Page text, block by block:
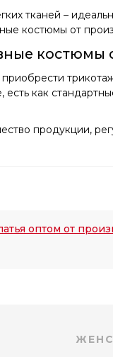
тканей –
костюмы от
костюмы
есть как
продукции,
оптом от